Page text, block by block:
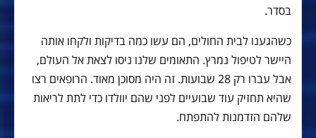
בסדר.
כשהגענו לבית החולים, הם עשו כמה בדיקות ולקחו אותה
היישר לטיפול נמרץ. התאומים שלנו ניסו לצאת אל העולם,
אבל עברו רק 28 שבועות. זה היה מסוכן מאוד. הרופאים רצו
שהיא תחזיק עוד שבועיים לפני שהם יוולדו כדי לתת לריאות
שלהם הזדמנות להתפתח.